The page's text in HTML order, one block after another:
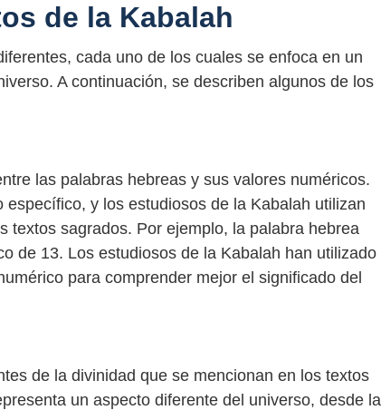
de la Kabalah
cada uno de los cuales se enfoca en un
A continuación, se describen algunos de los
las palabras hebreas y sus valores numéricos.
y los estudiosos de la Kabalah utilizan
textos sagrados. Por ejemplo, la palabra hebrea
para comprender mejor el significado del
de la divinidad que se mencionan en los textos
un aspecto diferente del universo, desde la